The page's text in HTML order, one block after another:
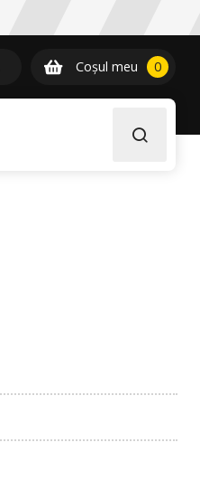
Coșul meu 00item